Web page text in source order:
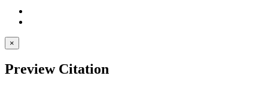
×
Preview Citation